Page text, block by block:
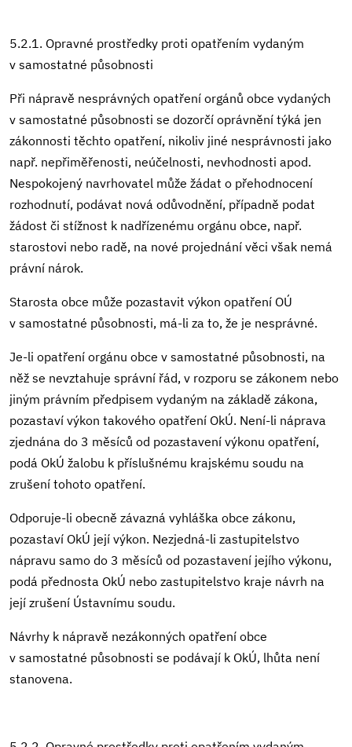
5.2.1. Opravné prostředky proti opatřením vydaným
v samostatné působnosti
Při nápravě nesprávných opatření orgánů obce vydaných
v samostatné působnosti se dozorčí oprávnění týká jen
zákonnosti těchto opatření, nikoliv jiné nesprávnosti jako
např. nepřiměřenosti, neúčelnosti, nevhodnosti apod.
Nespokojený navrhovatel může žádat o přehodnocení
rozhodnutí, podávat nová odůvodnění, případně podat
žádost či stížnost k nadřízenému orgánu obce, např.
starostovi nebo radě, na nové projednání věci však nemá
právní nárok.
Starosta obce může pozastavit výkon opatření OÚ
v samostatné působnosti, má-li za to, že je nesprávné.
Je-li opatření orgánu obce v samostatné působnosti, na
něž se nevztahuje správní řád, v rozporu se zákonem nebo
jiným právním předpisem vydaným na základě zákona,
pozastaví výkon takového opatření OkÚ. Není-li náprava
zjednána do 3 měsíců od pozastavení výkonu opatření,
podá OkÚ žalobu k příslušnému krajskému soudu na
zrušení tohoto opatření.
Odporuje-li obecně závazná vyhláška obce zákonu,
pozastaví OkÚ její výkon. Nezjedná-li zastupitelstvo
nápravu samo do 3 měsíců od pozastavení jejího výkonu,
podá přednosta OkÚ nebo zastupitelstvo kraje návrh na
její zrušení Ústavnímu soudu.
Návrhy k nápravě nezákonných opatření obce
v samostatné působnosti se podávají k OkÚ, lhůta není
stanovena.